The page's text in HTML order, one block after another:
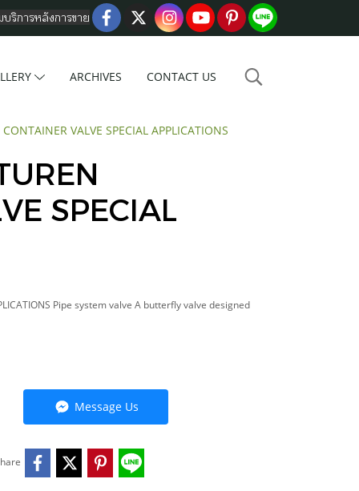
ริการหลังการขาย
ARCHIVES CONTACT US
VALVE SPECIAL APPLICATIONS
SPECIAL
Pipe system valve A butterfly valve designed
Message Us